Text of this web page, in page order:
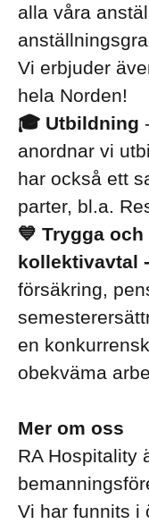
alla våra
Vi erbjuder
hela Norden!
🎓 Utbildning
anordnar vi
har också ett
parter, bl.a.
💙 Trygga
kollektivavtal -
försäkring,
en
obekväma
Mer om oss
RA Hospitality
Vi har funnits i